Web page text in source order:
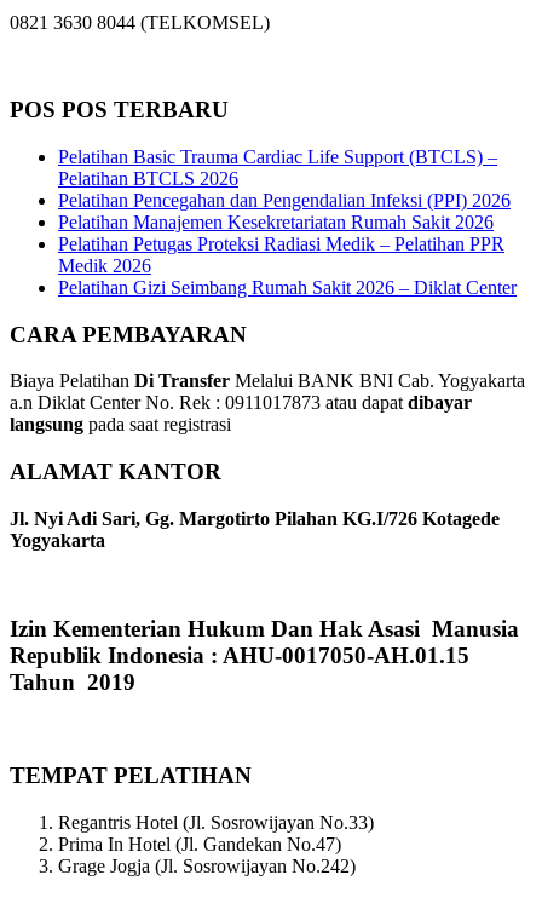
0821 3630 8044 (TELKOMSEL)
POS POS TERBARU
Pelatihan Basic Trauma Cardiac Life Support (BTCLS) –
Pelatihan BTCLS 2026
Pelatihan Pencegahan dan Pengendalian Infeksi (PPI) 2026
Pelatihan Manajemen Kesekretariatan Rumah Sakit 2026
Pelatihan Petugas Proteksi Radiasi Medik – Pelatihan PPR
Medik 2026
Pelatihan Gizi Seimbang Rumah Sakit 2026 – Diklat Center
CARA PEMBAYARAN
Biaya Pelatihan Di Transfer Melalui BANK BNI Cab. Yogyakarta
a.n Diklat Center No. Rek : 0911017873 atau dapatdibayar
langsung pada saat registrasi
ALAMAT KANTOR
Jl. Nyi Adi Sari, Gg. Margotirto Pilahan KG.I/726 Kotagede
Yogyakarta
Izin Kementerian Hukum Dan Hak Asasi Manusia
Republik Indonesia : AHU-0017050-AH.01.15
Tahun 2019
TEMPAT PELATIHAN
Regantris Hotel (Jl. Sosrowijayan No.33)
Prima In Hotel (Jl. Gandekan No.47)
Grage Jogja (Jl. Sosrowijayan No.242)